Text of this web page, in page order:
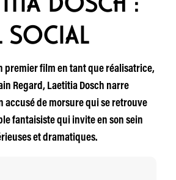
SOCIAL
premier film en tant que réalisatrice,
Regard, Laetitia Dosch narre
accusé de morsure qui se retrouve
fantaisiste qui invite en son sein
et dramatiques.